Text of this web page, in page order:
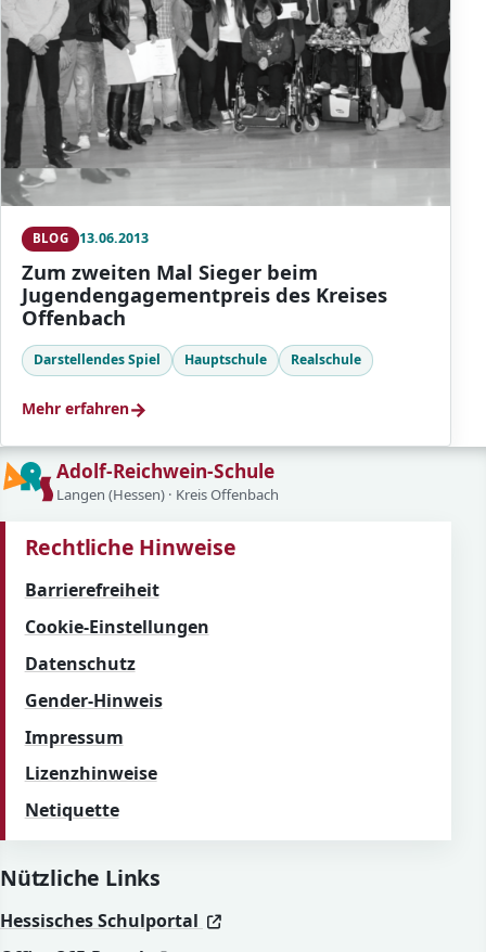
BLOG 13.06.2013
Zum zweiten Mal Sieger beim
Jugendengagementpreis des Kreises
Offenbach
Darstellendes Spiel Hauptschule Realschule
Mehr erfahren→
Adolf-Reichwein-Schule
Langen (Hessen) · Kreis Offenbach
Rechtliche Hinweise
Barrierefreiheit
Cookie-Einstellungen
Datenschutz
Gender-Hinweis
Impressum
Lizenzhinweise
Netiquette
Nützliche Links
Hessisches Schulportal (öffnet in neuem Fenster)
(öffnet in neuem Fenster)